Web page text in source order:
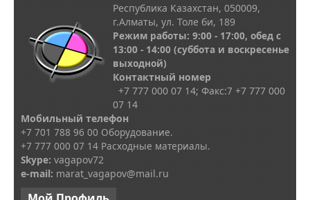
Республика Казахстан, 050009,
г.Алматы, ул. Толе би, 189
Режим работы: 9:00 - 17:00, обед с
13:00 - 14:00 (суббота и воскресенье
выходной)
Контактный номер
+7 777 000 07 14; Факс:7 +7 777 000
07 14
Мобильный телефон
+7 701 788 96 00 Оборудование.
+7 777 000 07 14 Расходные материалы.
Skype: vagapov72
e-mail: marat_vagapov@mail.ru